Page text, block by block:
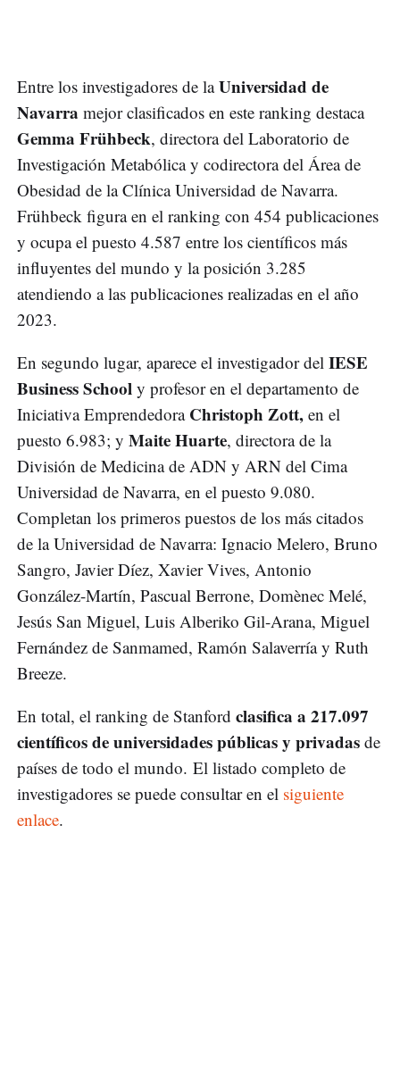
Entre los investigadores de laUniversidad de
Navarra mejor clasificados en este ranking destaca
Gemma Frühbeck, directora del Laboratorio de
Investigación Metabólica y codirectora del Área de
Obesidad de la Clínica Universidad de Navarra.
Frühbeck figura en el ranking con 454 publicaciones
y ocupa el puesto 4.587 entre los científicos más
influyentes del mundo y la posición 3.285
atendiendo a las publicaciones realizadas en el año
2023.
En segundo lugar, aparece el investigador del IESE
Business School y profesor en el departamento de
Iniciativa Emprendedora Christoph Zott, en el
puesto 6.983; y Maite Huarte, directora de la
División de Medicina de ADN y ARN del Cima
Universidad de Navarra, en el puesto 9.080.
Completan los primeros puestos de los más citados
de la Universidad de Navarra: Ignacio Melero, Bruno
Sangro, Javier Díez, Xavier Vives, Antonio
González-Martín, Pascual Berrone, Domènec Melé,
Jesús San Miguel, Luis Alberiko Gil-Arana, Miguel
Fernández de Sanmamed, Ramón Salaverría y Ruth
Breeze.
En total, el ranking de Stanford clasifica a 217.097
científicos de universidades públicas y privadas de
países de todo el mundo. El listado completo de
investigadores se puede consultar en el siguiente
enlace.